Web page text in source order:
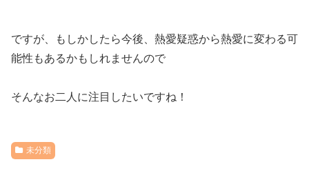
ですが、もしかしたら今後、熱愛疑惑から熱愛に変わる可
能性もあるかもしれませんので
そんなお二人に注目したいですね！
未分類